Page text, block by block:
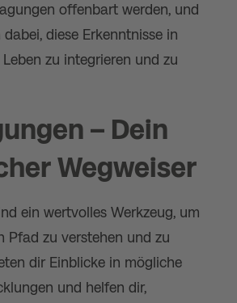
offenbart werden, und
diese Erkenntnisse in
zu integrieren und zu
– Dein
Wegweiser
ein wertvolles Werkzeug, um
Pfad zu verstehen und zu
dir Einblicke in mögliche
und helfen dir,